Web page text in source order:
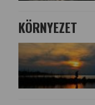
KÖRNYEZET